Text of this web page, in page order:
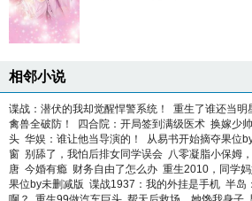
相邻小说
谍战：潜伏的我却觉醒悍警系统！ 重生了谁还当明
禽兽全破防！
四合院：开局签到满级医术 换嫁少
头 华娱：谁让他当导演的！
从易书开始摘夺果位
窗 别舔了，我怕后排女同学误会 八零凝脂小保姆
唐 今婚有瘾 财务自由了怎么办 重生2010，同学
果位by未删减版 谍战1937：我的外挂是手机 半岛